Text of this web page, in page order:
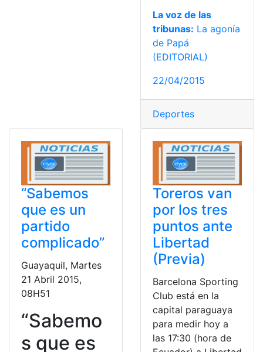
La voz de las
tribunas: La agonía
de Papá
(EDITORIAL)
22/04/2015
Deportes
“Sabemos
que es un
partido
complicado”
Guayaquil, Martes
21 Abril 2015,
08H51
“Sabemo
s que es
Toreros van
por los tres
puntos ante
Libertad
(Previa)
Barcelona Sporting
Club está en la
capital paraguaya
para medir hoy a
las 17:30 (hora de